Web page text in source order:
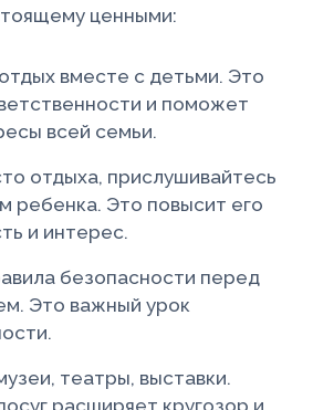
ценными:
вместе с детьми. Это
и поможет
всей семьи.
отдыха, прислушивайтесь
ребенка. Это повысит его
и интерес.
безопасности перед
Это важный урок
театры, выставки.
расширяет кругозор и